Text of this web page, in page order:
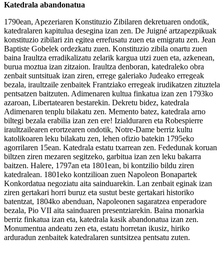
Katedrala abandonatua
1790ean, Apezeriaren Konstituzio Zibilaren dekretuaren ondotik,
katedralaren kapitulua desegina izan zen. De Juigné artzapezpikuak
konstituzio zibilari zin egitea errefusatu zuen eta emigratu zen. Jean
Baptiste Gobelek ordezkatu zuen. Konstituzio zibila onartu zuen
baina Iraultza erradikalizatu zelarik kargua utzi zuen eta, azkenean,
burua moztua izan zitzaion. Iraultza denboran, katedraleko obra
zenbait suntsituak izan ziren, errege galeriako Judeako erregeak
bezala, iraultzaile zenbaitek Frantziako erregeak irudikatzen zituztela
pentsatzen baitzuten. Adimenaren kultua finkatua izan zen 1793ko
azaroan, Libertatearen bestarekin. Dekretu bidez, katedrala
Adimenaren tenplu bilakatu zen. Memento batez, katedrala arno
biltegi bezala erabilia izan zen ere! Izialduraren eta Robespierre
iraultzailearen erortzearen ondotik, Notre-Dame berriz kultu
katolikoaren leku bilakatu zen, lehen ofizio batekin 1795eko
agorrilaren 15ean. Katedrala estatu txarrean zen. Fededunak koruan
biltzen ziren mezaren segitzeko, garbitua izan zen leku bakarra
baitzen. Halere, 1797an eta 1801ean, bi kontzilio bildu ziren
katedralean. 1801eko kontzilioan zuen Napoleon Bonapartek
Konkordatua negoziatu aita sainduarekin. Lan zenbait eginak izan
ziren gertakari horri buruz eta sustut beste gertakari historiko
batentzat, 1804ko abenduan, Napoleonen sagaratzea enperadore
bezala, Pio VII aita sainduaren presentziarekin. Baina monarkia
berriz finkatua izan eta, katedrala kasik abandonatua izan zen.
Monumentua andeatu zen eta, estatu horretan ikusiz, hiriko
arduradun zenbaitek katedralaren suntsitzea pentsatu zuten.